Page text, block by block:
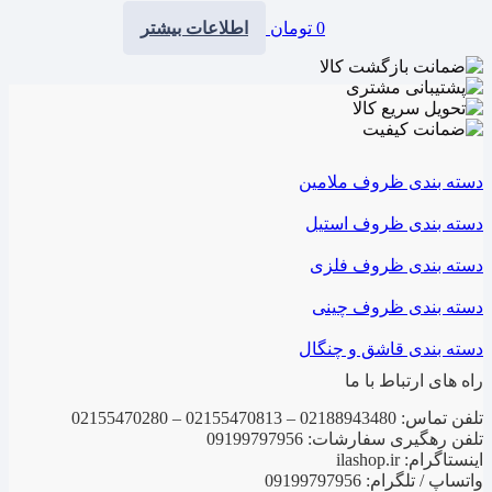
0 تومان اطلاعات بیشتر
دسته بندی ظروف ملامین
دسته بندی ظروف استیل
دسته بندی ظروف فلزی
دسته بندی ظروف چینی
دسته بندی قاشق و چنگال
راه های ارتباط با ما
تلفن تماس: 02188943480 – 02155470813 – 02155470280
تلفن رهگیری سفارشات: 09199797956
اینستاگرام: ilashop.ir
واتساپ / تلگرام: 09199797956